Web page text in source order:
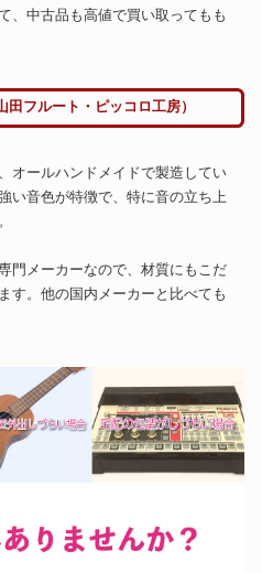
、中古品も高値で買い取ってもも
フルート・ピッコロ工房）
オールハンドメイドで製造してい
い音色が特徴で、特に音の立ち上
門メーカーなので、材質にもこだ
す。他の国内メーカーと比べても